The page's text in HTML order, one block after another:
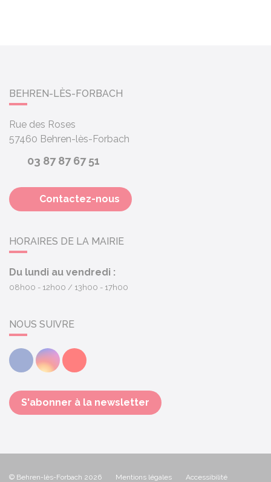
BEHREN-LÈS-FORBACH
Rue des Roses
57460 Behren-lès-Forbach
03 87 87 67 51
Contactez-nous
HORAIRES DE LA MAIRIE
Du lundi au vendredi :
08h00 - 12h00 13h00 - 17h00
NOUS SUIVRE
FacebookInstagramYoutube
S'abonner à la newsletter
© Behren-lès-Forbach 2026 Mentions légales Accessibilité